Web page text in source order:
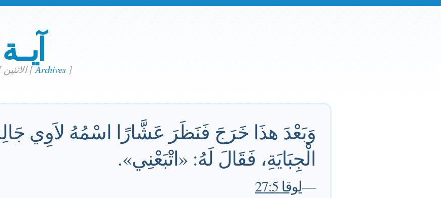
الاثنين 27. مايو 2024[Archives]
وَبَعْدَ هذَا خَرَجَ فَنَظَرَ عَشَّارًا اسْمُهُ لاَوِي
الْجِبَايَةِ، فَقَالَ لَهُ: «اتْبَعْنِي».
—لوقا 27:5